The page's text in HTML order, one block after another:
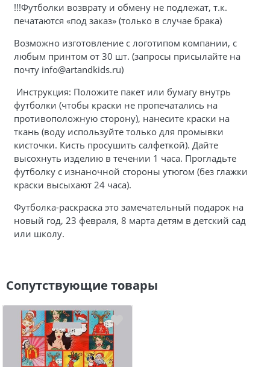
!!!Футболки возврату и обмену не подлежат, т.к.
печатаются «под заказ» (только в случае брака)
Возможно изготовление с логотипом компании, с
любым принтом от 30 шт. (запросы присылайте на
почту info@artandkids.ru)
Инструкция: Положите пакет или бумагу внутрь
футболки (чтобы краски не пропечатались на
противоположную сторону), нанесите краски на
ткань (воду используйте только для промывки
кисточки. Кисть просушить салфеткой). Дайте
высохнуть изделию в течении 1 часа. Прогладьте
футболку с изнаночной стороны утюгом (без глажки
краски высыхают 24 часа).
Футболка-раскраска это замечательный подарок на
новый год, 23 февраля, 8 марта детям в детский сад
или школу.
Сопутствующие товары